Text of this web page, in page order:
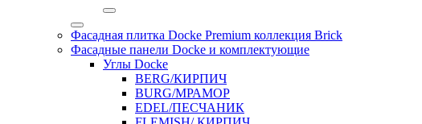
Фасадная плитка Docke Premium коллекция Brick
Фасадные панели Docke и комплектующие
Углы Docke
BERG/КИРПИЧ
BURG/МРАМОР
EDEL/ПЕСЧАНИК